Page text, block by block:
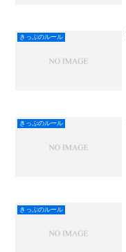
きっぷのルール
きっぷのルール
きっぷのルール